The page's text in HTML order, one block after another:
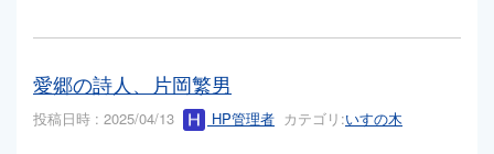
愛郷の詩人、片岡繁男
投稿日時 : 2025/04/13 HP管理者 カテゴリ:いすの木